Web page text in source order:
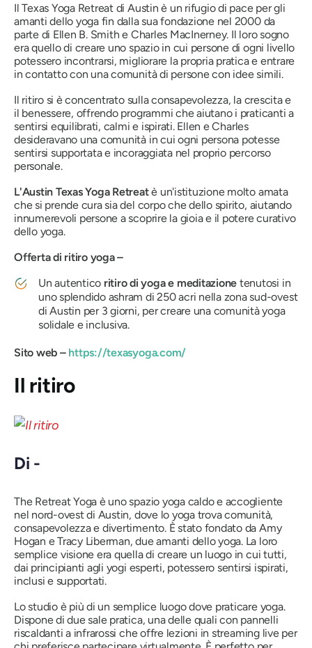
Il Texas Yoga Retreat di Austin è un rifugio di pace per gli
amanti dello yoga fin dalla sua fondazione nel 2000 da
parte di Ellen B. Smith e Charles MacInerney. Il loro sogno
era quello di creare uno spazio in cui persone di ogni livello
potessero incontrarsi, migliorare la propria pratica e entrare
in contatto con una comunità di persone con idee simili.
Il ritiro si è concentrato sulla consapevolezza, la crescita e
il benessere, offrendo programmi che aiutano i praticanti a
sentirsi equilibrati, calmi e ispirati. Ellen e Charles
desideravano una comunità in cui ogni persona potesse
sentirsi supportata e incoraggiata nel proprio percorso
personale.
L'Austin Texas Yoga Retreatè un'istituzione molto amata
che si prende cura sia del corpo che dello spirito, aiutando
innumerevoli persone a scoprire la gioia e il potere curativo
dello yoga.
Offerta di ritiro yoga –
Un autentico ritiro di yoga e meditazione tenutosi in
uno splendido ashram di 250 acri nella zona sud-ovest
di Austin per 3 giorni, per creare una comunità yoga
solidale e inclusiva.
Sito web –https://texasyoga.com/
Il ritiro
Di -
The Retreat Yoga è uno spazio yoga caldo e accogliente
nel nord-ovest di Austin, dove lo yoga trova comunità,
consapevolezza e divertimento. È stato fondato da Amy
Hogan e Tracy Liberman, due amanti dello yoga. La loro
semplice visione era quella di creare un luogo in cui tutti,
dai principianti agli yogi esperti, potessero sentirsi ispirati,
inclusi e supportati.
Lo studio è più di un semplice luogo dove praticare yoga.
Dispone di due sale pratica, una delle quali con pannelli
riscaldanti a infrarossi che offre lezioni in streaming live per